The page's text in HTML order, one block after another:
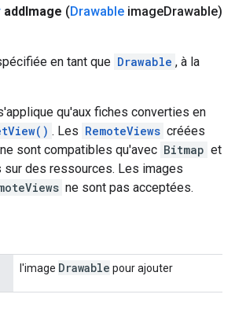
addImage (Drawable imageDrawable)
en tant que Drawable , à la
qu'aux fiches converties en
. Les RemoteViews créées
ne sont compatibles qu'avec Bitmap et
des ressources. Les images
ne sont pas acceptées.
l'image Drawable pour ajouter